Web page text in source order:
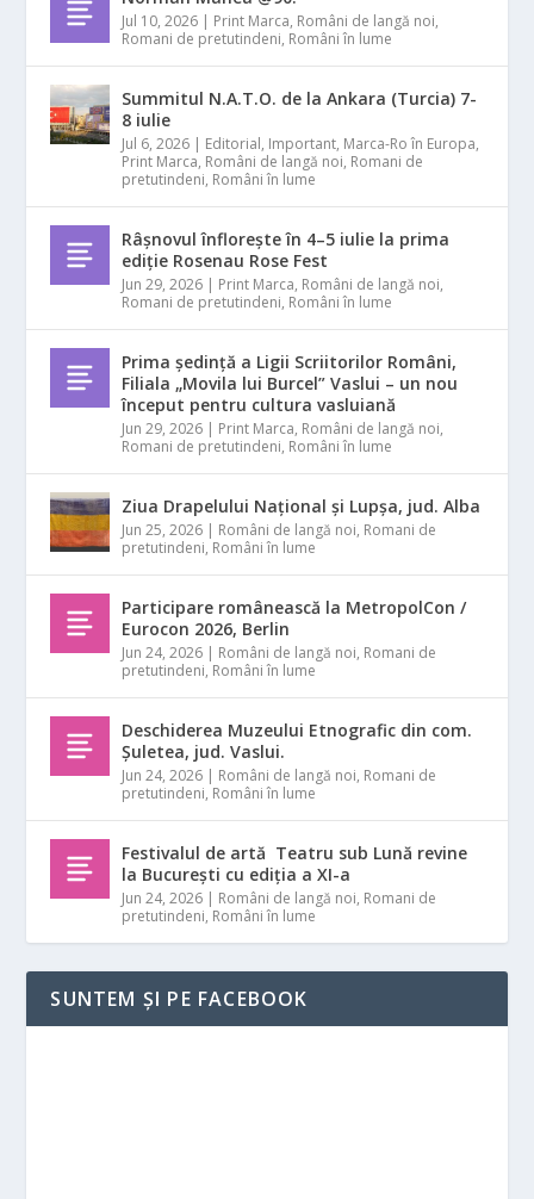
Jul 10, 2026 | Print Marca, Români de langă noi,
Romani de pretutindeni, Români în lume
Summitul N.A.T.O. de la Ankara (Turcia) 7-
8 iulie
Jul 6, 2026 | Editorial, Important, Marca-Ro în Europa,
Print Marca, Români de langă noi, Romani de
pretutindeni, Români în lume
Râșnovul înflorește în 4–5 iulie la prima
ediție Rosenau Rose Fest
Jun 29, 2026 | Print Marca, Români de langă noi,
Romani de pretutindeni, Români în lume
Prima ședință a Ligii Scriitorilor Români,
Filiala „Movila lui Burcel” Vaslui – un nou
început pentru cultura vasluiană
Jun 29, 2026 | Print Marca, Români de langă noi,
Romani de pretutindeni, Români în lume
Ziua Drapelului Național și Lupșa, jud. Alba
Jun 25, 2026 | Români de langă noi, Romani de
pretutindeni, Români în lume
Participare românească la MetropolCon /
Eurocon 2026, Berlin
Jun 24, 2026 | Români de langă noi, Romani de
pretutindeni, Români în lume
Deschiderea Muzeului Etnografic din com.
Șuletea, jud. Vaslui.
Jun 24, 2026 | Români de langă noi, Romani de
pretutindeni, Români în lume
Festivalul de artă Teatru sub Lună revine
la București cu ediția a XI-a
Jun 24, 2026 | Români de langă noi, Romani de
pretutindeni, Români în lume
SUNTEM ȘI PE FACEBOOK